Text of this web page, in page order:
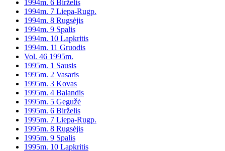
1994m. 6 Birželis
1994m. 7 Liepa-Rugp.
1994m. 8 Rugsėjis
1994m. 9 Spalis
1994m. 10 Lapkritis
1994m. 11 Gruodis
Vol. 46 1995m.
1995m. 1 Sausis
1995m. 2 Vasaris
1995m. 3 Kovas
1995m. 4 Balandis
1995m. 5 Gegužė
1995m. 6 Birželis
1995m. 7 Liepa-Rugp.
1995m. 8 Rugsėjis
1995m. 9 Spalis
1995m. 10 Lapkritis